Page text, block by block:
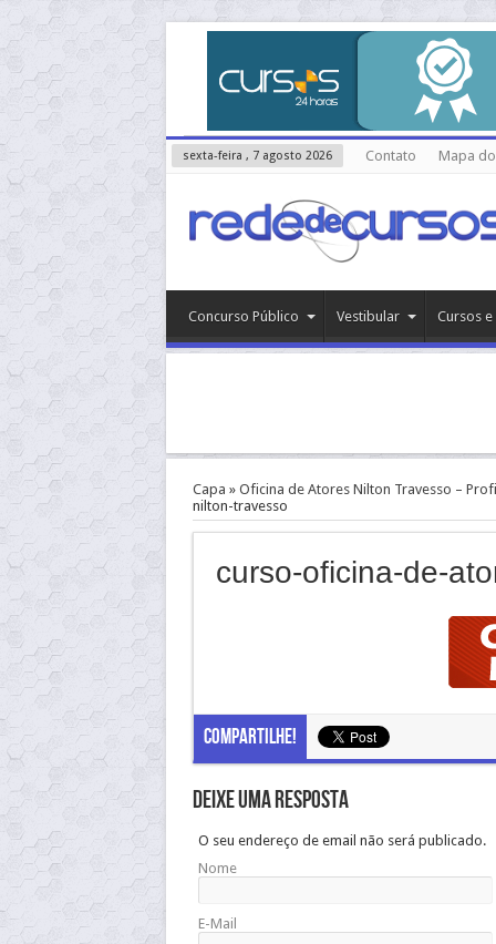
sexta-feira , 7 agosto 2026 Contato Mapa
Concurso Público Vestibular Cursos
Capa » Oficina de Atores Nilton Travesso –
nilton-travesso
curso-oficina-de-
Compartilhe!
Deixe uma resposta
O seu endereço de email não será publicado.
Nome
E-Mail